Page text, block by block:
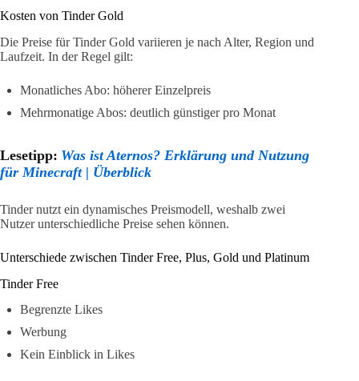
Kosten von Tinder Gold
Die Preise für Tinder Gold variieren je nach Alter, Region und
Laufzeit. In der Regel gilt:
Monatliches Abo: höherer Einzelpreis
Mehrmonatige Abos: deutlich günstiger pro Monat
Lesetipp: Was ist Aternos? Erklärung und Nutzung
für Minecraft | Überblick
Tinder nutzt ein dynamisches Preismodell, weshalb zwei
Nutzer unterschiedliche Preise sehen können.
Unterschiede zwischen Tinder Free, Plus, Gold und Platinum
Tinder Free
Begrenzte Likes
Werbung
Kein Einblick in Likes